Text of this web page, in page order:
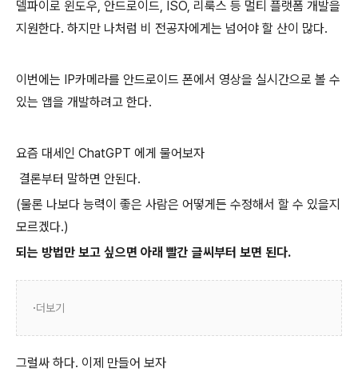
델파이로 윈도우, 안드로이드, ISO, 리룩스 등 멀티 플랫폼 개발을
지원한다. 하지만 나처럼 비 전공자에게는 넘어야 할 산이 많다.
이번에는 IP카메라를 안드로이드 폰에서 영상을 실시간으로 볼 수
있는 앱을 개발하려고 한다.
요즘 대세인 ChatGPT 에게 물어보자
결론부터 말하면 안된다.
(물론 나보다 능력이 좋은 사람은 어떻게든 수정해서 할 수 있을지
모르겠다.)
되는 방법만 보고 싶으면 아래 빨간 글씨부터 보면 된다.
더보기
그럴싸 하다. 이제 만들어 보자